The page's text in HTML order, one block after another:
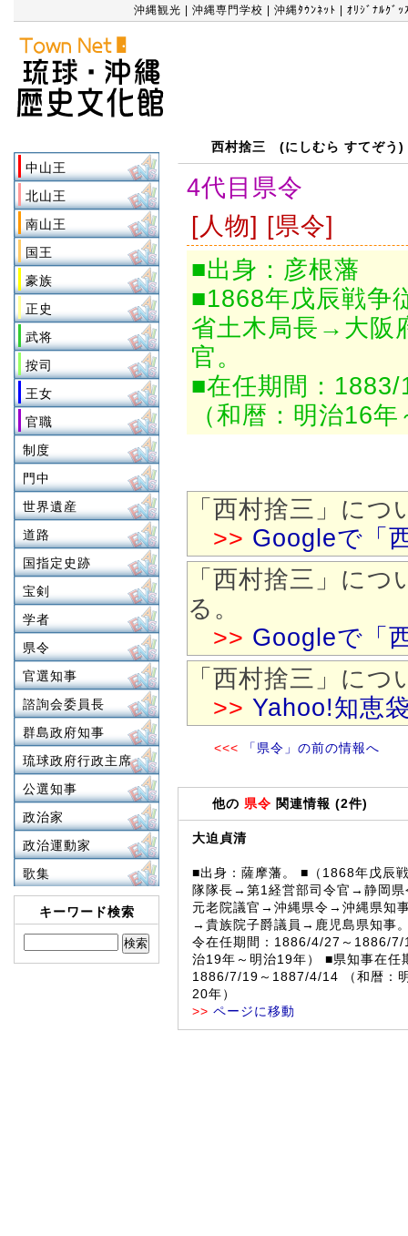
沖縄観光 沖縄専門学校 沖縄ﾀｳﾝﾈｯﾄ ｵﾘｼﾞﾅﾙｸﾞｯ
中山王
北山王
南山王
国王
豪族
正史
武将
按司
王女
官職
制度
門中
世界遺産
道路
国指定史跡
宝剣
学者
県令
官選知事
諮詢会委員長
群島政府知事
琉球政府行政主席
公選知事
政治家
政治運動家
歌集
キーワード検索
西村捨三 (にしむら すてぞう)
4代目県令
[人物] [県令]
■出身：彦根藩
■1868年戊辰戦
省土木局長→大阪
官。
■在任期間：
（和暦：明治16
「西村捨三」に
>> Googleで「
「西村捨三」に
る。
>> Googleで「
「西村捨三」に
>> Yahoo!知恵
<<< 「県令」の前の情報へ
他の 県令 関連情報 (2件)
大迫貞清
■出身：薩摩藩。 ■（1868年戊辰
隊隊長→第1経営部司令官→静岡
元老院議官→沖縄県令→沖縄県知
→貴族院子爵議員→鹿児島県知事
令在任期間：1886/4/27～1886/7/
治19年～明治19年） ■県知事在任
1886/7/19～1887/4/14 （和暦：
20年）
>> ページに移動